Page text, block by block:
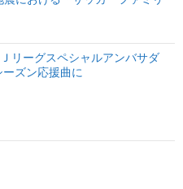
リーグスペシャルアンバサダ
ズン応援曲に